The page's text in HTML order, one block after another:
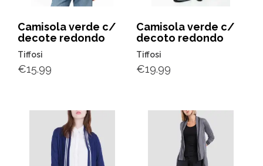
Camisola verde c/
decote redondo
Tiffosi
€15.99
Camisola verde c/
decoto redondo
Tiffosi
€19.99